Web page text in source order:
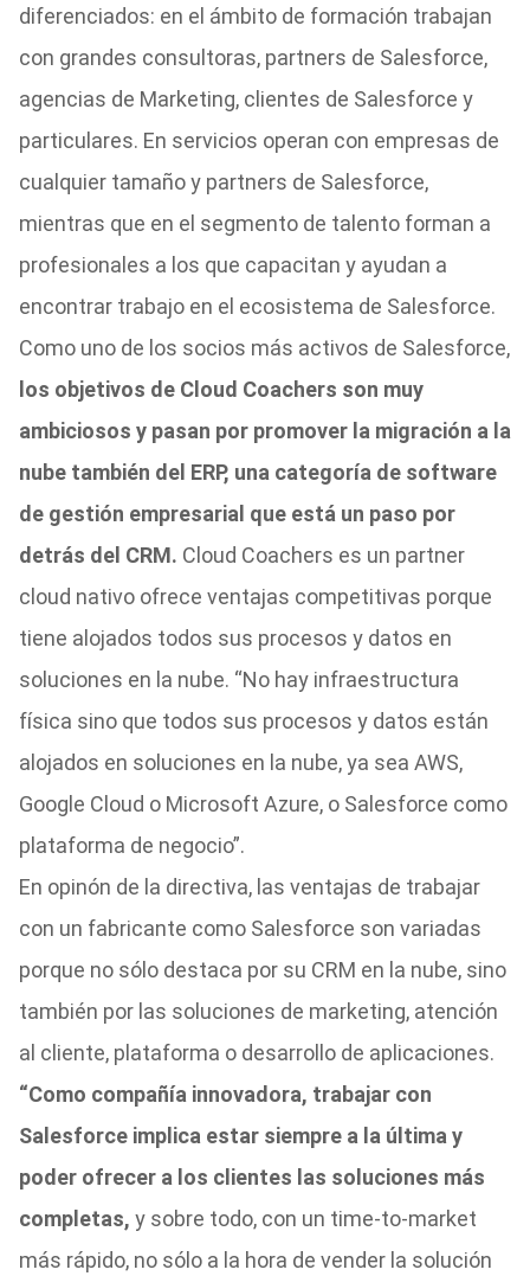
diferenciados: en el ámbito de formación trabajan
con grandes consultoras, partners de Salesforce,
agencias de Marketing, clientes de Salesforce y
particulares. En servicios operan con empresas de
cualquier tamaño y partners de Salesforce,
mientras que en el segmento de talento forman a
profesionales a los que capacitan y ayudan a
encontrar trabajo en el ecosistema de Salesforce.
Como uno de los socios más activos de Salesforce,
los objetivos de Cloud Coachers son muy
ambiciosos y pasan por promover la migración a la
nube también del ERP, una categoría de software
de gestión empresarial que está un paso por
detrás del CRM. Cloud Coachers es un partner
cloud nativo ofrece ventajas competitivas porque
tiene alojados todos sus procesos y datos en
soluciones en la nube. “No hay infraestructura
física sino que todos sus procesos y datos están
alojados en soluciones en la nube, ya sea AWS,
Google Cloud o Microsoft Azure, o Salesforce como
plataforma de negocio”.
En opinón de la directiva, las ventajas de trabajar
con un fabricante como Salesforce son variadas
porque no sólo destaca por su CRM en la nube, sino
también por las soluciones de marketing, atención
al cliente, plataforma o desarrollo de aplicaciones.
“Como compañía innovadora, trabajar con
Salesforce implica estar siempre a la última y
poder ofrecer a los clientes las soluciones más
completas, y sobre todo, con un time-to-market
más rápido, no sólo a la hora de vender la solución